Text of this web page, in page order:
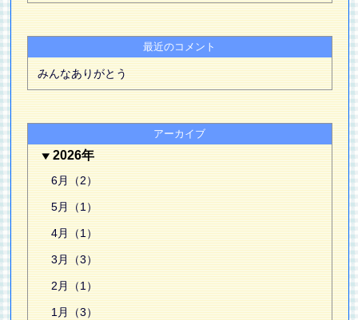
最近のコメント
みんなありがとう
アーカイブ
2026年
6月（2）
5月（1）
4月（1）
3月（3）
2月（1）
1月（3）